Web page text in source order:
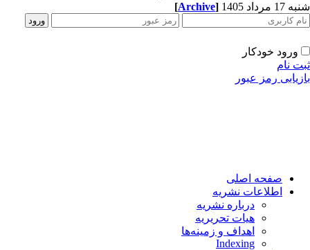
مرداد 1405 [Archive]
ورود خودکار
نام
رمز عبور
صفحه اصلی
اطلاعات نشریه
درباره نشریه
هیات تحریریه
اهداف و زمینه‌ها
Indexing